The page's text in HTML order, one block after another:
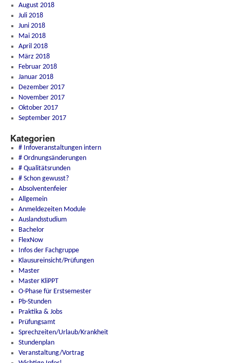
August 2018
Juli 2018
Juni 2018
Mai 2018
April 2018
März 2018
Februar 2018
Januar 2018
Dezember 2017
November 2017
Oktober 2017
September 2017
Kategorien
# Infoveranstaltungen intern
# Ordnungsänderungen
# Qualitätsrunden
# Schon gewusst?
Absolventenfeier
Allgemein
Anmeldezeiten Module
Auslandsstudium
Bachelor
FlexNow
Infos der Fachgruppe
Klausureinsicht/Prüfungen
Master
Master KliPPT
O-Phase für Erstsemester
Pb-Stunden
Praktika & Jobs
Prüfungsamt
Sprechzeiten/Urlaub/Krankheit
Stundenplan
Veranstaltung/Vortrag